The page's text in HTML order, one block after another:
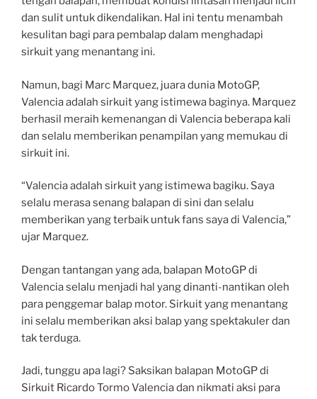
dan sulit untuk dikendalikan. Hal ini tentu menambah
kesulitan bagi para pembalap dalam menghadapi
sirkuit yang menantang ini.
Namun, bagi Marc Marquez, juara dunia MotoGP,
Valencia adalah sirkuit yang istimewa baginya. Marquez
berhasil meraih kemenangan di Valencia beberapa kali
dan selalu memberikan penampilan yang memukau di
sirkuit ini.
“Valencia adalah sirkuit yang istimewa bagiku. Saya
selalu merasa senang balapan di sini dan selalu
memberikan yang terbaik untuk fans saya di Valencia,”
ujar Marquez.
Dengan tantangan yang ada, balapan MotoGP di
Valencia selalu menjadi hal yang dinanti-nantikan oleh
para penggemar balap motor. Sirkuit yang menantang
ini selalu memberikan aksi balap yang spektakuler dan
tak terduga.
Jadi, tunggu apa lagi? Saksikan balapan MotoGP di
Sirkuit Ricardo Tormo Valencia dan nikmati aksi para